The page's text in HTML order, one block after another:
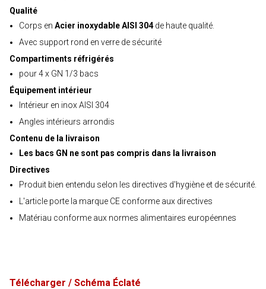
Qualité
Corps en Acier inoxydable AISI 304de haute qualité.
Avec support rond en verre de sécurité
Compartiments réfrigérés
pour 4 x GN 1/3 bacs
Équipement intérieur
Intérieur en inox AISI 304
Angles intérieurs arrondis
Contenu de la livraison
Les bacs GN ne sont pas compris dans la livraison
Directives
Produit bien entendu selon les directives d'hygiène et de sécurité.
L'article porte la marque CE conforme aux directives
Matériau conforme aux normes alimentaires européennes
Télécharger / Schéma Éclaté